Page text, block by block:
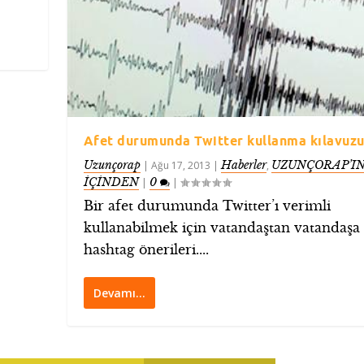
Afet durumunda Twitter kullanma kılavuzu
Uzunçorap| Ağu 17, 2013 |Haberler,
İÇİNDEN| 0 |
Bir afet durumunda Twitter’ı verimli
kullanabilmek için vatandaştan vatandaşa
hashtag önerileri....
Devamı…